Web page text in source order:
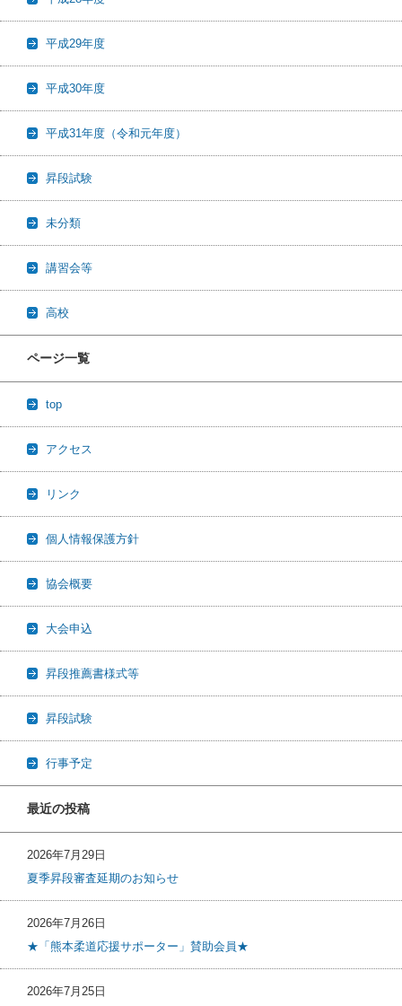
平成29年度
平成30年度
平成31年度（令和元年度）
昇段試験
未分類
講習会等
高校
ページ一覧
top
アクセス
リンク
個人情報保護方針
協会概要
大会申込
昇段推薦書様式等
昇段試験
行事予定
最近の投稿
2026年7月29日
夏季昇段審査延期のお知らせ
2026年7月26日
★「熊本柔道応援サポーター」賛助会員★
2026年7月25日